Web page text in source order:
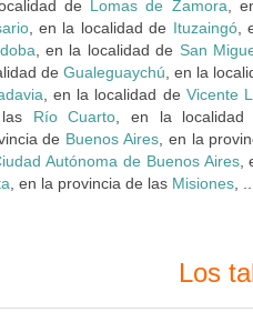
de Lomas de Zamora ,
, en la localidad de Ituzaingó,
, en la localidad de San
de Gualeguaychú , en la
, en la localidad de Vicente
Río Cuarto , en la localidad
de Buenos Aires, en la
Autónoma de Buenos Aires,
, en la provincia de las Misiones, ...
Los